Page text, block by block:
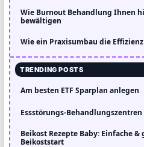
Wie Burnout Behandlung Ihnen
bewältigen
Wie ein Praxisumbau die
TRENDING POSTS
Am besten ETF Sparplan anlegen
Essstörungs-
Beikost Rezepte Baby: Einfache
Beikoststart